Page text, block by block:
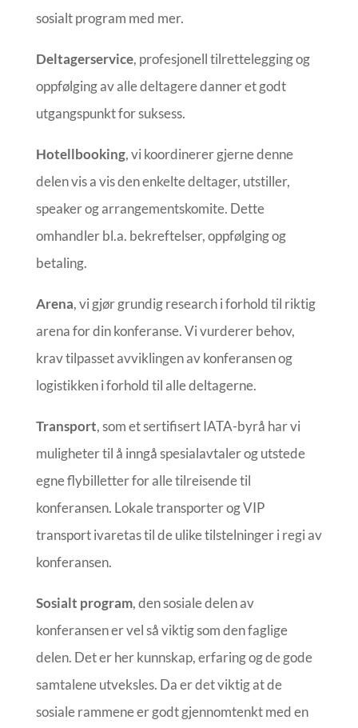
sosialt program med mer.
Deltagerservice, profesjonell tilrettelegging og
oppfølging av alle deltagere danner et godt
utgangspunkt for suksess.
Hotellbooking, vi koordinerer gjerne denne
delen vis a vis den enkelte deltager, utstiller,
speaker og arrangementskomite. Dette
omhandler bl.a. bekreftelser, oppfølging og
betaling.
Arena, vi gjør grundig research i forhold til riktig
arena for din konferanse. Vi vurderer behov,
krav tilpasset avviklingen av konferansen og
logistikken i forhold til alle deltagerne.
Transport, som et sertifisert IATA-byrå har vi
muligheter til å inngå spesialavtaler og utstede
egne flybilletter for alle tilreisende til
konferansen. Lokale transporter og VIP
transport ivaretas til de ulike tilstelninger i regi av
konferansen.
Sosialt program, den sosiale delen av
konferansen er vel så viktig som den faglige
delen. Det er her kunnskap, erfaring og de gode
samtalene utveksles. Da er det viktig at de
sosiale rammene er godt gjennomtenkt med en